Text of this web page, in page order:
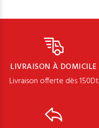
LIVRAISON À DOMICILE
Livraison offerte dès 150Dt